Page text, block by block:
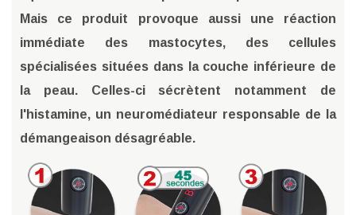
Mais ce produit provoque aussi une réaction
immédiate des mastocytes, des cellules
spécialisées situées dans la couche inférieure de
la peau. Celles-ci sécrètent notamment de
l'histamine, un neuromédiateur responsable de la
démangeaison désagréable.